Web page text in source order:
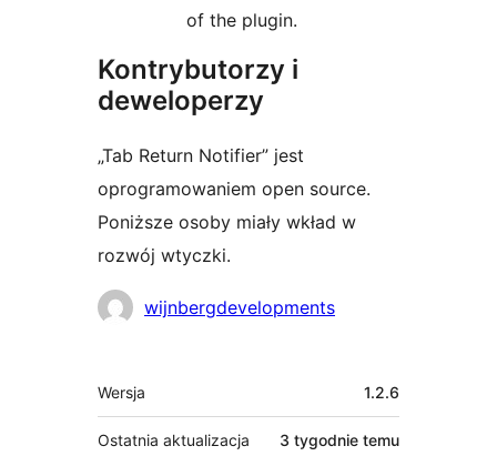
of the plugin.
Kontrybutorzy i
deweloperzy
„Tab Return Notifier” jest
oprogramowaniem open source.
Poniższe osoby miały wkład w
rozwój wtyczki.
Zaangażowani
wijnbergdevelopments
Meta
Wersja 1.2.6
Ostatnia aktualizacja 3 tygodnie temu